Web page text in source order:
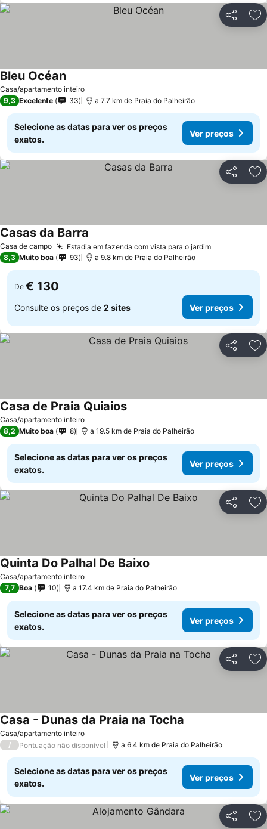
Partilhar
Casa/apartamento inteiro
Bleu Océan
9,3 Excelente 33 a 7.7 km de Praia do Palheirão
Selecione as datas para ver os preços
exatos.
Ver preços
Partilhar
Casa de campo Estadia em fazenda com vista para o jardim
Casas da Barra
8,3 Muito boa 93 a 9.8 km de Praia do Palheirão
De € 130
Consulte os preços de 2 sites Ver preços
Partilhar
Casa/apartamento inteiro
Casa de Praia Quiaios
8,2 Muito boa 8 a 19.5 km de Praia do Palheirão
Selecione as datas para ver os preços
exatos.
Ver preços
Partilhar
Casa/apartamento inteiro
Quinta Do Palhal De Baixo
7,7 Boa 10 a 17.4 km de Praia do Palheirão
Selecione as datas para ver os preços
exatos.
Ver preços
Partilhar
Casa/apartamento inteiro
Casa - Dunas da Praia na Tocha
/ Pontuação não disponível a 6.4 km de Praia do Palheirão
Selecione as datas para ver os preços
exatos.
Ver preços
Partilhar